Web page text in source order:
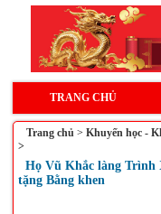
TRANG CHỦ
Trang chủ > Khuyến học -
>
Họ Vũ Khắc làng Trình
tặng Bằng khen